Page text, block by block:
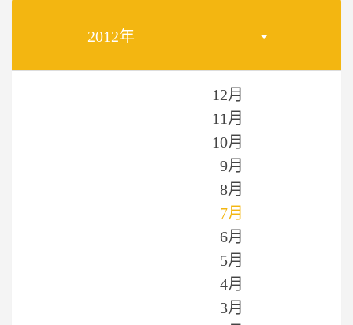
2012年
12月
11月
10月
9月
8月
7月
6月
5月
4月
3月